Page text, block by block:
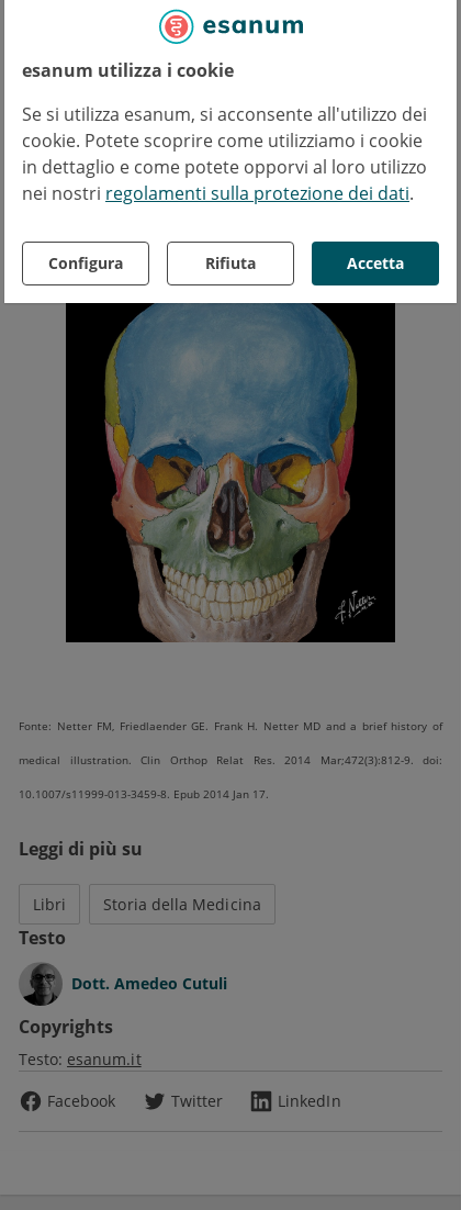
esanum utilizza i cookie
Se si utilizza esanum, si acconsente all'utilizzo dei
cookie. Potete scoprire come utilizziamo i cookie
in dettaglio e come potete opporvi al loro utilizzo
nei nostri regolamenti sulla protezione dei dati.
Configura Rifiuta Accetta
schizzi in bianco e nero che non si trovano
facilmente altrove.
Per saperne di più: Medicine's Michelangelo
Fonte: Netter FM, Friedlaender GE. Frank H. Netter MD and a brief history of
medical illustration. Clin Orthop Relat Res. 2014 Mar;472(3):812-9. doi:
10.1007/s11999-013-3459-8. Epub 2014 Jan 17.
Leggi di più su
Libri Storia della Medicina
Testo
Dott. Amedeo Cutuli
Copyrights
Testo: esanum.it
Facebook
Twitter LinkedIn